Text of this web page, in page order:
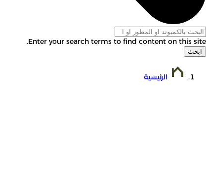
Enter your search terms to find content on this site.
ابحث
الرئيسية